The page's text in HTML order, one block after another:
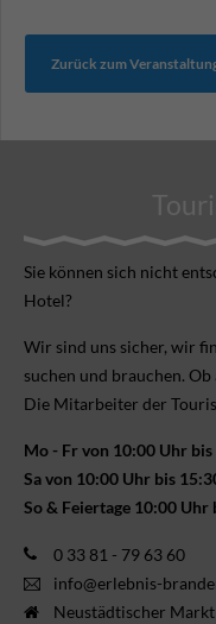
Zurück zum
Sie können sich nicht
Hotel?
Wir sind uns sicher, wir
suchen und brauchen.
Die Mitarbeiter der
Mo - Fr von 10:00 Uhr
Sa von 10:00 Uhr bis
So & Feiertage 10:00 Uhr
0 33 81 - 79 63 60
info@erlebnis-
Neustädtischer